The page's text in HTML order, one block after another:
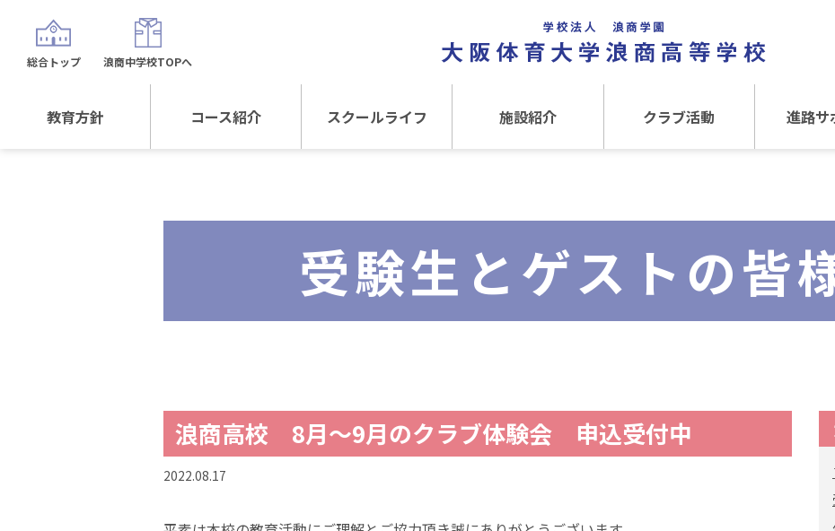
教育方針 コース紹介 スクールライフ 施設紹介 クラブ活動
文化クラブ
進路サ
大阪体
内部進学
総合トップ 浪商中学校TOPへ
受験生とゲストの皆
浪商高校 8月～9月のクラブ体験会 申込受付中
2022.08.17